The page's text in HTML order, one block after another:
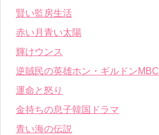
賢い監房生活
赤い月青い太陽
輝けウンス
逆賊民の英雄ホン・ギルドンMBC
運命と怒り
金持ちの息子韓国ドラマ
青い海の伝説